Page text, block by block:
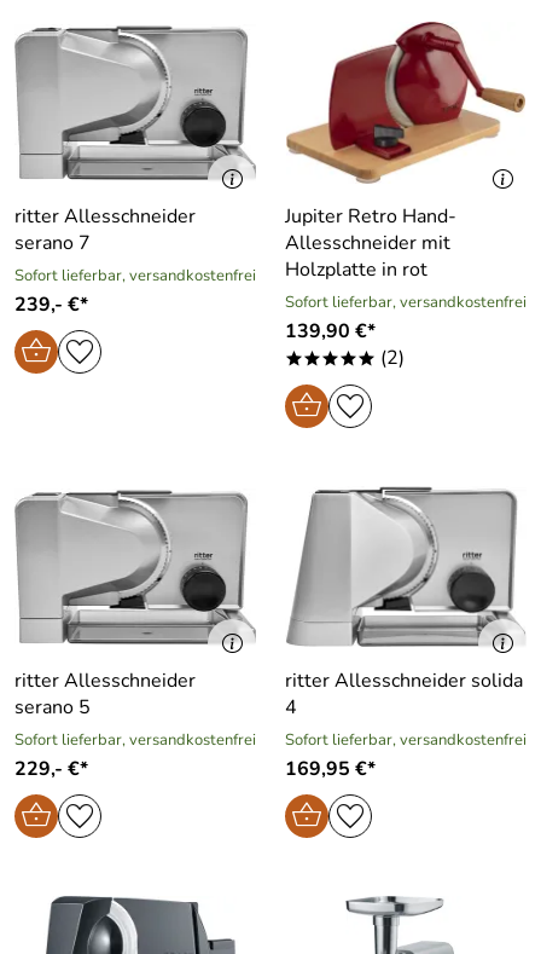
ritter Allesschneider
serano 7
Sofort lieferbar, versandkostenfrei
239,- €*
Jupiter Retro Hand-
Allesschneider mit
Holzplatte in rot
Sofort lieferbar, versandkostenfrei
139,90 €*
***** (2)
ritter Allesschneider
serano 5
Sofort lieferbar, versandkostenfrei
229,- €*
ritter Allesschneider solida
4
Sofort lieferbar, versandkostenfrei
169,95 €*